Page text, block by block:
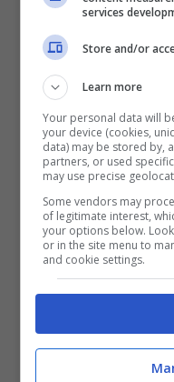
vero trascinatore
rendono uno dei
mondo: manca
per farlo diventare
Gokan Inler 7 – Un
ha finalmente tolto
tutte le sue
campionato ne
ultimi mesi
prendere per mano
solo maggior
Christian Maggio 6
Bridge’:
Champions della
services
Store and/or
Learn more
Your personal data will
your device (cookies,
data) may be stored by,
partners, or used
may use precise
Some vendors may
of legitimate interest,
your options below.
or in the site menu to
and cookie settings.